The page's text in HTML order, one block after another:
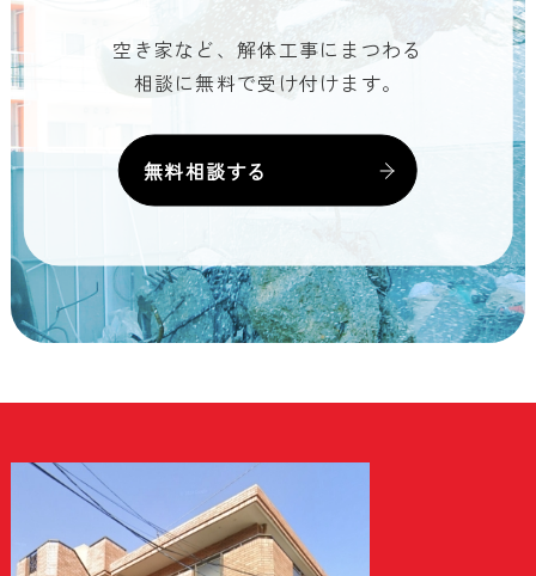
空き家など、解体工事にまつわる
相談に無料で受け付けます。
無料相談する